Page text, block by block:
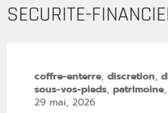
SECURITE-
coffre-enterre, discretion,
sous-vos-pieds, patrimoine,
29 mai, 2026